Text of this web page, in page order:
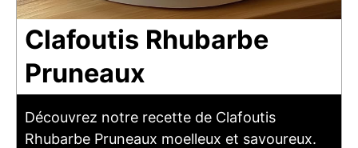
Clafoutis Rhubarbe
Pruneaux
Découvrez notre recette de Clafoutis
Rhubarbe Pruneaux moelleux et savoureux.